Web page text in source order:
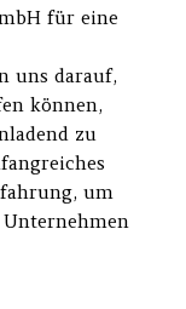
für eine
uns darauf,
können,
zu
um